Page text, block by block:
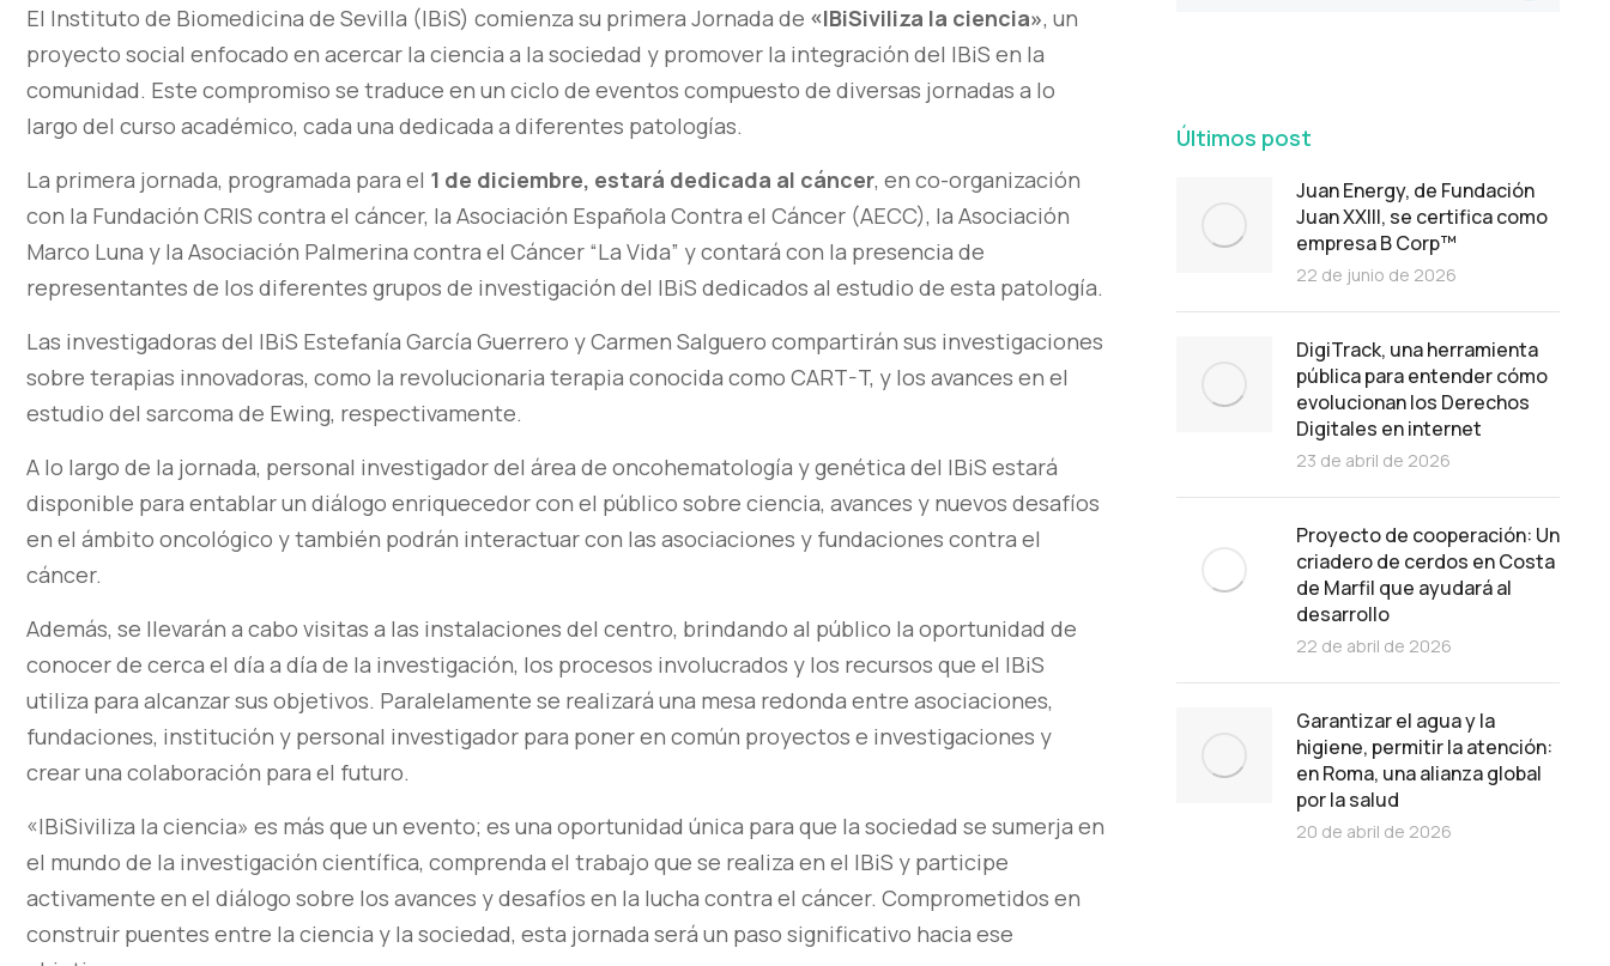
El Instituto de Biomedicina de Sevilla (IBiS) comienza su primera Jornada de «IBiSiviliza la ciencia», un
proyecto social enfocado en acercar la ciencia a la sociedad y promover la integración del IBiS en la
comunidad. Este compromiso se traduce en un ciclo de eventos compuesto de diversas jornadas a lo
largo del curso académico, cada una dedicada a diferentes patologías.
La primera jornada, programada para el 1 de diciembre, estará dedicada al cáncer, en co-organización
con la Fundación CRIS contra el cáncer, la Asociación Española Contra el Cáncer (AECC), la Asociación
Marco Luna y la Asociación Palmerina contra el Cáncer “La Vida” y contará con la presencia de
representantes de los diferentes grupos de investigación del IBiS dedicados al estudio de esta patología.
Las investigadoras del IBiS Estefanía García Guerrero y Carmen Salguero compartirán sus investigaciones
sobre terapias innovadoras, como la revolucionaria terapia conocida como CART-T, y los avances en el
estudio del sarcoma de Ewing, respectivamente.
A lo largo de la jornada, personal investigador del área de oncohematología y genética del IBiS estará
disponible para entablar un diálogo enriquecedor con el público sobre ciencia, avances y nuevos desafíos
en el ámbito oncológico y también podrán interactuar con las asociaciones y fundaciones contra el
cáncer.
Además, se llevarán a cabo visitas a las instalaciones del centro, brindando al público la oportunidad de
conocer de cerca el día a día de la investigación, los procesos involucrados y los recursos que el IBiS
utiliza para alcanzar sus objetivos. Paralelamente se realizará una mesa redonda entre asociaciones,
fundaciones, institución y personal investigador para poner en común proyectos e investigaciones y
crear una colaboración para el futuro.
«IBiSiviliza la ciencia» es más que un evento; es una oportunidad única para que la sociedad se sumerja en
el mundo de la investigación científica, comprenda el trabajo que se realiza en el IBiS y participe
activamente en el diálogo sobre los avances y desafíos en la lucha contra el cáncer. Comprometidos en
construir puentes entre la ciencia y la sociedad, esta jornada será un paso significativo hacia ese
Últimos post
Juan Energy, de Fundación
Juan XXIII, se certifica como
empresa B Corp™
22 de junio de 2026
DigiTrack, una herramienta
pública para entender cómo
evolucionan los Derechos
Digitales en internet
23 de abril de 2026
Proyecto de cooperación: Un
criadero de cerdos en Costa
de Marfil que ayudará al
desarrollo
22 de abril de 2026
Garantizar el agua y la
higiene, permitir la atención:
en Roma, una alianza global
por la salud
20 de abril de 2026